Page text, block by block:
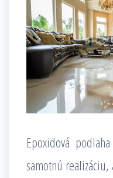
Epoxidová
samotnú